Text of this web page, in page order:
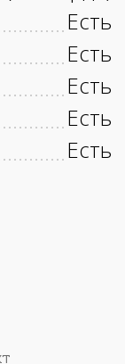
Есть
Есть
Есть
Есть
Есть